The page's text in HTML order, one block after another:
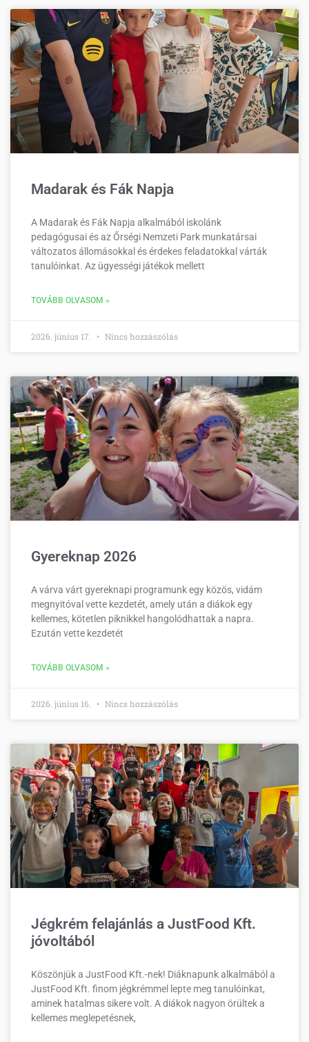
Madarak és Fák Napja
A Madarak és Fák Napja alkalmából iskolánk
pedagógusai és az Őrségi Nemzeti Park munkatársai
változatos állomásokkal és érdekes feladatokkal várták
tanulóinkat. Az ügyességi játékok mellett
TOVÁBB OLVASOM »
2026. június 17. Nincs hozzászólás
Gyereknap 2026
A várva várt gyereknapi programunk egy közös, vidám
megnyitóval vette kezdetét, amely után a diákok egy
kellemes, kötetlen piknikkel hangolódhattak a napra.
Ezután vette kezdetét
TOVÁBB OLVASOM »
2026. június 16. Nincs hozzászólás
Jégkrém felajánlás a JustFood Kft.
jóvoltából
Köszönjük a JustFood Kft.-nek! Diáknapunk alkalmából a
JustFood Kft. finom jégkrémmel lepte meg tanulóinkat,
aminek hatalmas sikere volt. A diákok nagyon örültek a
kellemes meglepetésnek,